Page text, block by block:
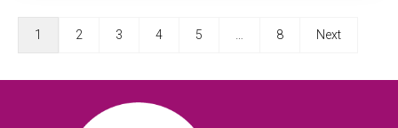
1 2 3 4 5 8 Next